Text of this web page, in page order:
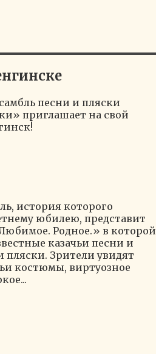
песни и пляски
приглашает на свой
история которого
юбилею, представит
Родное.» в которой
казачьи песни и
пляски. Зрители увидят
костюмы, виртуозное